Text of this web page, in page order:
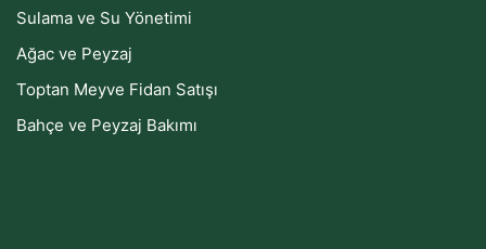
Sulama ve Su Yönetimi
Ağac ve Peyzaj
Toptan Meyve Fidan Satışı
Bahçe ve Peyzaj Bakımı